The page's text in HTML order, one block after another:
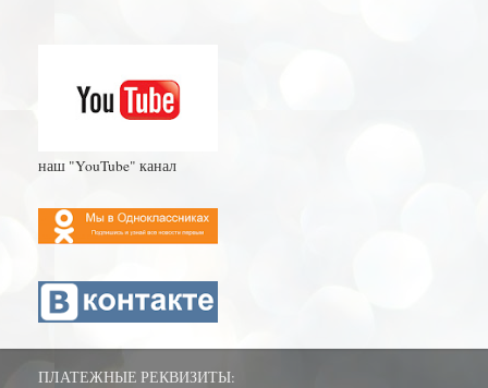
наш "YouTube" канал
ПЛАТЕЖНЫЕ РЕКВИЗИТЫ: